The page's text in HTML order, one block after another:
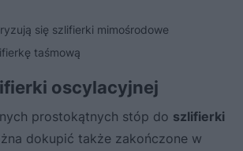
się szlifierki mimośrodowe
taśmową
oscylacyjnej
prostokątnych stóp do szlifierki
dokupić także zakończone w